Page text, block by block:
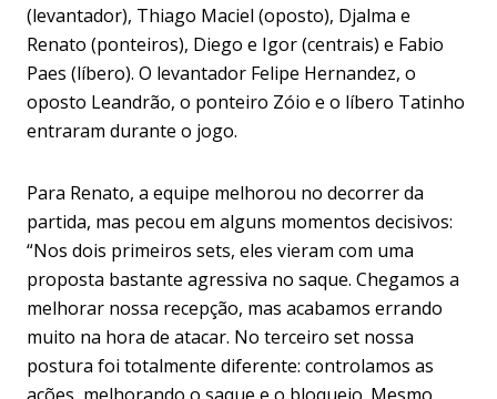
(levantador), Thiago Maciel (oposto), Djalma e
Renato (ponteiros), Diego e Igor (centrais) e Fabio
Paes (líbero). O levantador Felipe Hernandez, o
oposto Leandrão, o ponteiro Zóio e o líbero Tatinho
entraram durante o jogo.
Para Renato, a equipe melhorou no decorrer da
partida, mas pecou em alguns momentos decisivos:
“Nos dois primeiros sets, eles vieram com uma
proposta bastante agressiva no saque. Chegamos a
melhorar nossa recepção, mas acabamos errando
muito na hora de atacar. No terceiro set nossa
postura foi totalmente diferente: controlamos as